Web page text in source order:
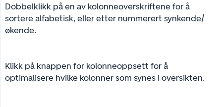
Dobbelklikk på en av kolonneoverskriftene for å
sortere alfabetisk, eller etter nummerert synkende/
økende.
Klikk på knappen for kolonneoppsett for å
optimalisere hvilke kolonner som synes i oversikten.